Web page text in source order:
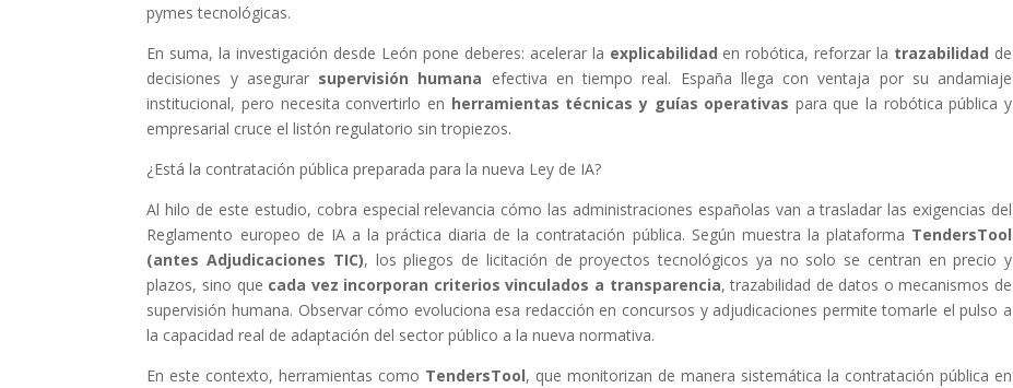
pymes tecnológicas.
En suma, la investigación desde León pone deberes: acelerar la explicabilidad en robótica, reforzar la trazabilidad de
decisiones y asegurar supervisión humana efectiva en tiempo real. España llega con ventaja por su andamiaje
institucional, pero necesita convertirlo en herramientas técnicas y guías operativas para que la robótica pública y
empresarial cruce el listón regulatorio sin tropiezos.
¿Está la contratación pública preparada para la nueva Ley de IA?
Al hilo de este estudio, cobra especial relevancia cómo las administraciones españolas van a trasladar las exigencias del
Reglamento europeo de IA a la práctica diaria de la contratación pública. Según muestra la plataforma TendersTool
(antes Adjudicaciones TIC), los pliegos de licitación de proyectos tecnológicos ya no solo se centran en precio y
plazos, sino que cada vez incorporan criterios vinculados a transparencia, trazabilidad de datos o mecanismos de
supervisión humana. Observar cómo evoluciona esa redacción en concursos y adjudicaciones permite tomarle el pulso a
la capacidad real de adaptación del sector público a la nueva normativa.
En este contexto, herramientas como TendersTool, que monitorizan de manera sistemática la contratación pública en